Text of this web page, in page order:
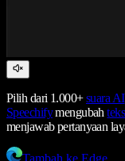
Pilih dari 1.000+suara AI
Speechifymengubah
menjawab pertanyaan
Tambah ke Edge